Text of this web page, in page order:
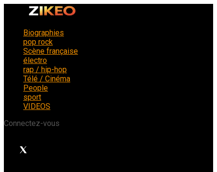
Biographies
pop rock
Scène française
électro
rap / hip-hop
Télé / Cinéma
People
sport
VIDEOS
Connectez-vous